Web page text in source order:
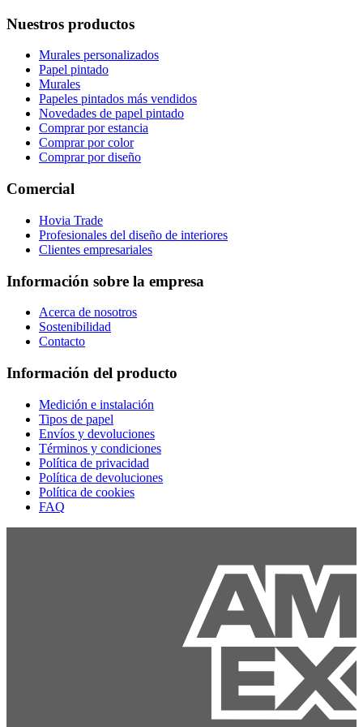
Nuestros productos
Murales personalizados
Papel pintado
Murales
Papeles pintados más vendidos
Novedades de papel pintado
Comprar por estancia
Comprar por color
Comprar por diseño
Comercial
Hovia Trade
Profesionales del diseño de interiores
Clientes empresariales
Información sobre la empresa
Acerca de nosotros
Sostenibilidad
Contacto
Información del producto
Medición e instalación
Tipos de papel
Envíos y devoluciones
Términos y condiciones
Política de privacidad
Política de devoluciones
Política de cookies
FAQ